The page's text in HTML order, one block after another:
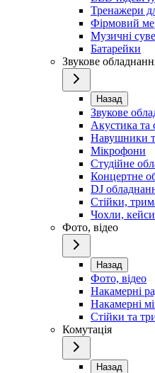
Тренажери
Фірмовий
Музичні
Батарейки
Звукове
Назад
Звукове
Акустика та
Навушники
Мікрофони
Студійне
Концертне
DJ
Стійки,
Чохли,
Фото, відео
Назад
Фото, відео
Накамерні
Накамерні
Стійки та
Комутація
Назад